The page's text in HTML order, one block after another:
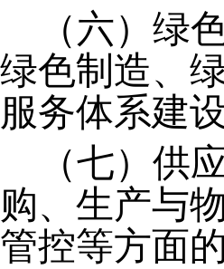
（六）绿
绿色制造、
服务体系建
（七）供
购、生产与
管控等方面